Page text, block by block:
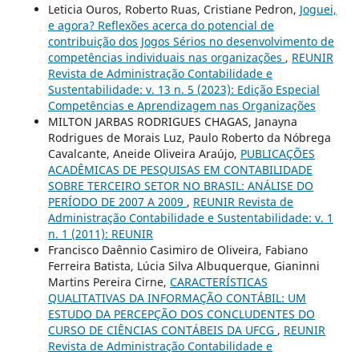
Leticia Ouros, Roberto Ruas, Cristiane Pedron, Joguei,
e agora? Reflexões acerca do potencial de
contribuição dos Jogos Sérios no desenvolvimento de
competências individuais nas organizações , REUNIR
Revista de Administração Contabilidade e
Sustentabilidade: v. 13 n. 5 (2023): Edição Especial
Competências e Aprendizagem nas Organizações
MILTON JARBAS RODRIGUES CHAGAS, Janayna
Rodrigues de Morais Luz, Paulo Roberto da Nóbrega
Cavalcante, Aneide Oliveira Araújo, PUBLICAÇÕES
ACADÊMICAS DE PESQUISAS EM CONTABILIDADE
SOBRE TERCEIRO SETOR NO BRASIL: ANÁLISE DO
PERÍODO DE 2007 A 2009 , REUNIR Revista de
Administração Contabilidade e Sustentabilidade: v. 1
n. 1 (2011): REUNIR
Francisco Daênnio Casimiro de Oliveira, Fabiano
Ferreira Batista, Lúcia Silva Albuquerque, Gianinni
Martins Pereira Cirne, CARACTERÍSTICAS
QUALITATIVAS DA INFORMAÇÃO CONTÁBIL: UM
ESTUDO DA PERCEPÇÃO DOS CONCLUDENTES DO
CURSO DE CIÊNCIAS CONTÁBEIS DA UFCG , REUNIR
Revista de Administração Contabilidade e